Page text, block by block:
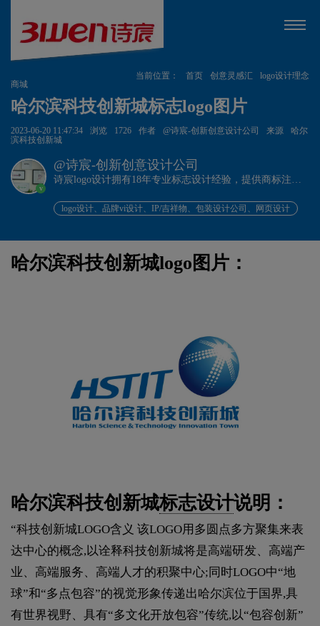
当前位置： 首页 创意灵感汇
logo设计理念
商城
哈尔滨科技创新城标志logo图片
2023-06-20 11:47:34 浏览 1726 作者 @诗宸-创新创意设计公司 来源
哈尔
滨科技创新城
v
@诗宸-创新创意设计公司
诗宸logo设计拥有18年专业标志设计经验，提供商标注册
logo设计、品牌vi设计、IP/吉祥物、包装设计公司、网页设计
哈尔滨科技创新城logo图片：
哈尔滨科技创新城标志设计说明：
“科技创新城LOGO含义 该LOGO用多圆点多方聚集来表
达中心的概念,以诠释科技创新城将是高端研发、高端产
业、高端服务、高端人才的积聚中心;同时LOGO中“地
球”和“多点包容”的视觉形象传递出哈尔滨位于国界,具
有世界视野、具有“多文化开放包容”传统,以“包容创新”